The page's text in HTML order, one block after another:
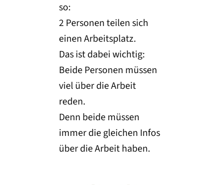
so:
2 Personen teilen sich
einen Arbeitsplatz.
Das ist dabei wichtig:
Beide Personen müssen
viel über die Arbeit
reden.
Denn beide müssen
immer die gleichen Infos
über die Arbeit haben.